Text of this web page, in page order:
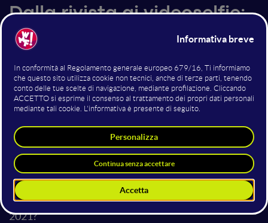
Dalla rivista ai videoselfie:
come ti spiego la
geopolitica nel 2021
Fondato nel 1934, l'Istituto per gli Studi di Politica
Internazionale è oggi riconosciuto tra i più prestigiosi
think tank del mondo dedicati allo studio della politica
e della economia internazionale. Ottanta anni fa, il
prodotto di punta erano i "Quaderni internazionali".
Oggi è famoso per i podcast, primi in classifica su
Spotify, ha un canale Telegram pieno di emoji, lancia
eventi su Instagram ed è il primo think tank del mondo
su TikTok. Come si mantiene il rigore e il prestigio nel
2021?